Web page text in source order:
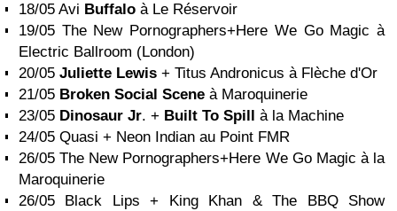
18/05 Avi Buffalo à Le Réservoir
19/05 The New Pornographers+Here We Go Magic à
Electric Ballroom (London)
20/05 Juliette Lewis + Titus Andronicus à Flèche d'Or
21/05 Broken Social Scene à Maroquinerie
23/05 Dinosaur Jr. + Built To Spill
à la Machine
24/05 Quasi + Neon Indian au Point FMR
26/05 The New Pornographers+Here We Go Magic à la
Maroquinerie
26/05 Black Lips + King Khan & The BBQ Show